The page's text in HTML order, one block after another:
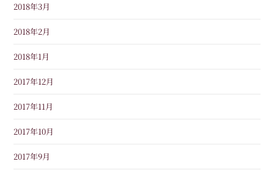
2018年3月
2018年2月
2018年1月
2017年12月
2017年11月
2017年10月
2017年9月